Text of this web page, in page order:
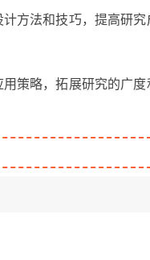
方法和技巧，提高研究
策略，拓展研究的广度